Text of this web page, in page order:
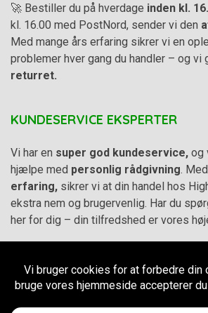
🚀 Bestiller du på hverdage inden kl.
kl. 16.00 med PostNord, sender vi den
Med mange års erfaring sikrer vi en
problemer hver gang du handler – og vi
returret.
KUNDESERVICE EKSPERTER
Vi har en super god kundeservice, og
hjælpe med personlig rådgivning . Med
erfaring, sikrer vi at din handel hos
ekstra nem og brugervenlig. Har du
her for dig – din tilfredshed er vores